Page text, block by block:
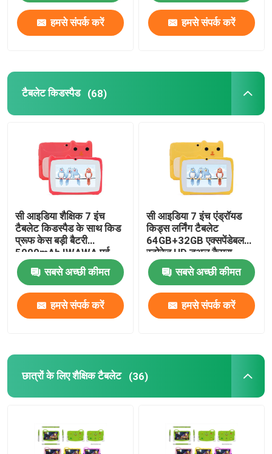
हमसे संपर्क करें हमसे संपर्क करें
टैबलेट किडस्पैड (68)
सी आइडिया शैक्षिक 7 इंच
टैबलेट किडस्पैड के साथ किड
प्रूफ केस बड़ी बैटरी
5000mAh IWAWA पूर्व
स्थापित CM80Red
सबसे अच्छी कीमत
हमसे संपर्क करें
सी आइडिया 7 इंच एंड्रॉयड
किड्स लर्निंग टैबलेट
64GB+32GB एक्सपेंडेबल
स्टोरेज HD डुअल कैमरा
2MP+2MP CM80 पीला
सबसे अच्छी कीमत
हमसे संपर्क करें
छात्रों के लिए शैक्षिक टैबलेट (36)